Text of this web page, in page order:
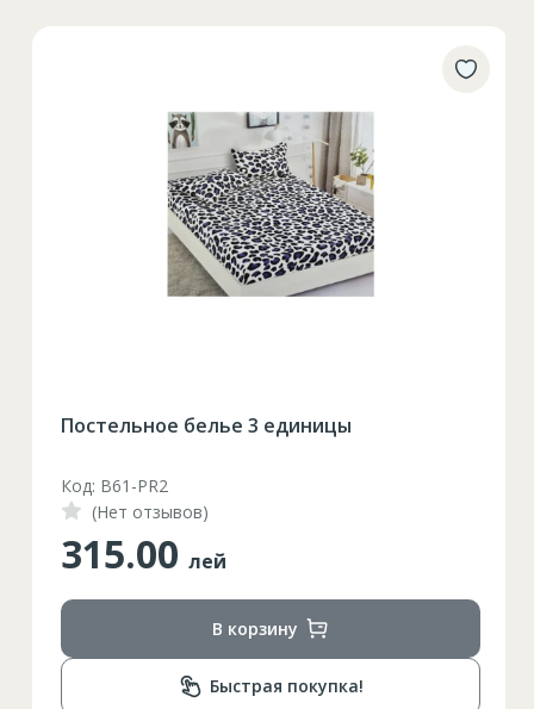
Постельное белье 3 единицы
Код: B61-PR2
(Нет отзывов)
315.00 лей
В корзину
Быстрая покупка!